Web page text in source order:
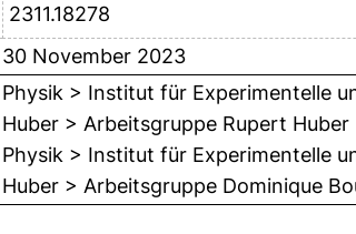
2311.18278
30 November 2023
Physik > Institut für Experimentelle
Huber > Arbeitsgruppe Rupert Huber
Physik > Institut für Experimentelle
Huber > Arbeitsgruppe Dominique